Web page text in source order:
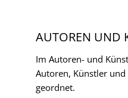
AUTOREN UND
Im Autoren- und
Autoren, Künstler
geordnet.